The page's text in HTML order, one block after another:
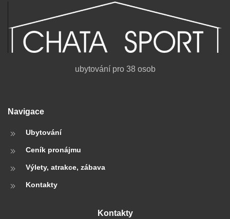
ubytování pro 38 osob
Navigace
Ubytování
Ceník pronájmu
Výlety, atrakce, zábava
Kontakty
Kontakty